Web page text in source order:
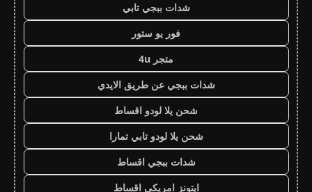
شدات ببجي تابي
فور يو ستور
متجر 4u
شدات ببجي عن طريق الايدي
شحن يلا لودو اقساط
شحن يلا لودو تابي تمارا
شدات ببجي اقساط
ايتونز امريكي اقساط